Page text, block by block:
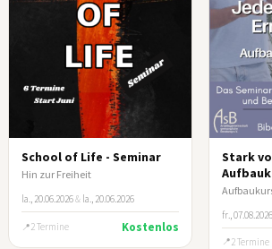
School of Life - Seminar
Hin zur Freiheit
la., 20.06.2026& la., 20.06.2026
2 Termine Kostenlos
Stark
fr., 07.08.2026
2 Termine